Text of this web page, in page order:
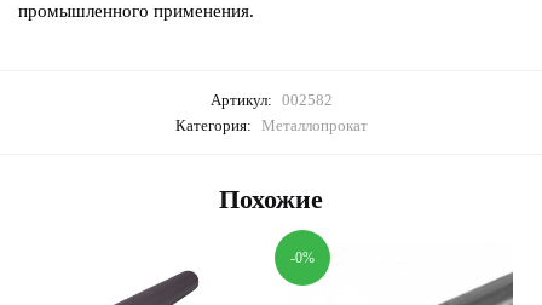
промышленного применения.
Артикул: 002582
Категория: Металлопрокат
Похожие
-0%